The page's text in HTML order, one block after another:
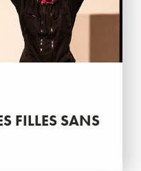
FILLES SANS